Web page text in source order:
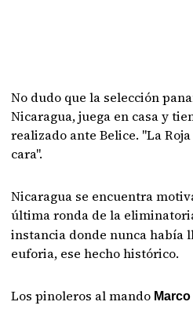
No dudo que la selección
Nicaragua, juega en casa y
realizado ante Belice. "La
cara".
Nicaragua se encuentra
última ronda de la
instancia donde nunca había
euforia, ese hecho histórico.
Los pinoleros al mando